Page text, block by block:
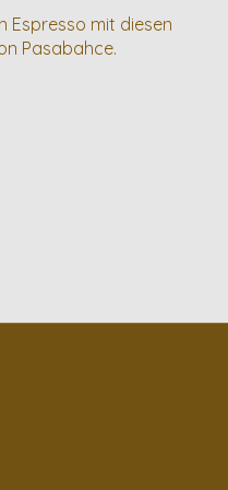
Espresso mit diesen
Pasabahce.